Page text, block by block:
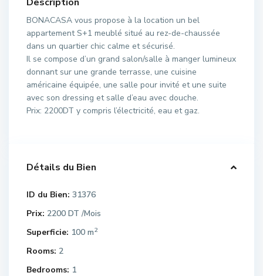
BONACASA vous propose à la location un bel
appartement S+1 meublé situé au rez-de-chaussée
dans un quartier chic calme et sécurisé.
Il se compose d’un grand salon/salle à manger lumineux
donnant sur une grande terrasse, une cuisine
américaine équipée, une salle pour invité et une suite
avec son dressing et salle d’eau avec douche.
Prix: 2200DT y compris l’électricité, eau et gaz.
Détails du Bien
ID du Bien: 31376
Prix: 2200 DT /Mois
Superficie: 100 m2
Rooms: 2
Bedrooms: 1